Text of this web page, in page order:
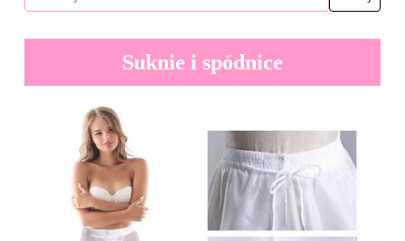
Suknie i spódnice